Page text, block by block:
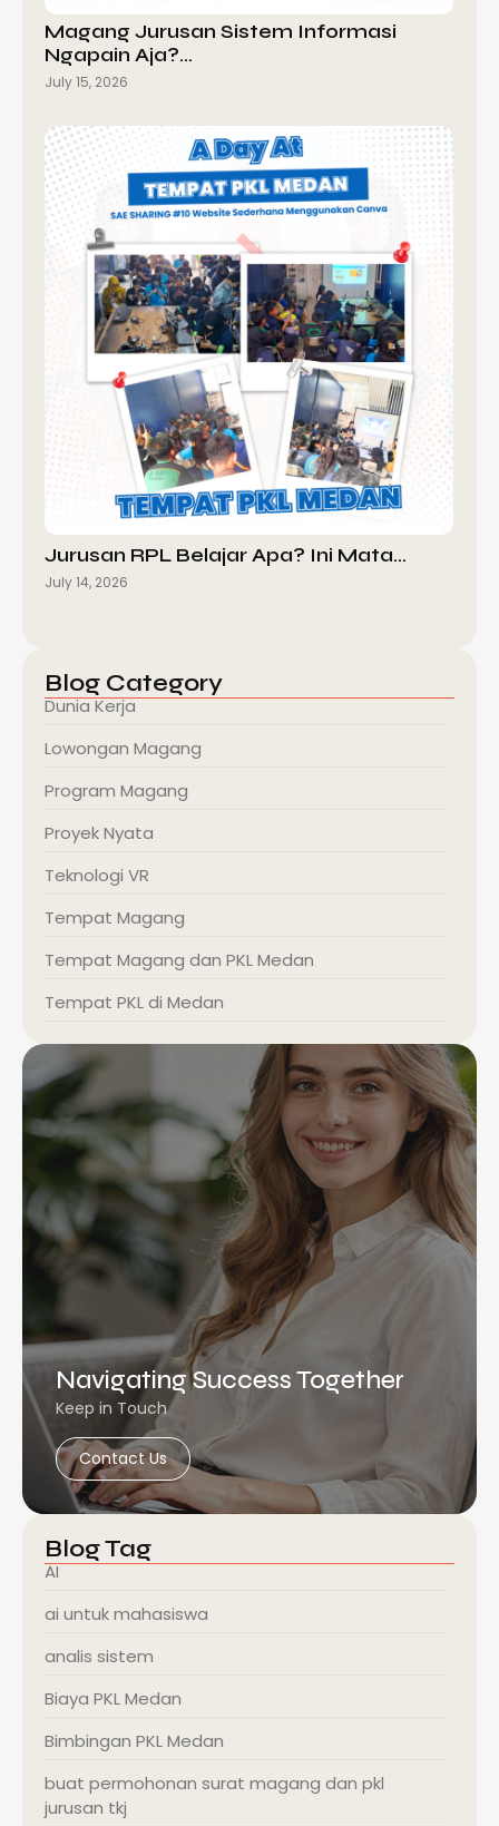
Magang Jurusan Sistem Informasi
Ngapain Aja?…
July 15, 2026
Jurusan RPL Belajar Apa? Ini Mata…
July 14, 2026
Blog Category
Dunia Kerja
Lowongan Magang
Program Magang
Proyek Nyata
Teknologi VR
Tempat Magang
Tempat Magang dan PKL Medan
Tempat PKL di Medan
Navigating Success Together
Keep in Touch
Contact Us
Blog Tag
AI
ai untuk mahasiswa
analis sistem
Biaya PKL Medan
Bimbingan PKL Medan
buat permohonan surat magang dan pkl
jurusan tkj